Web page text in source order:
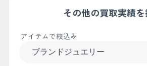
その他の買取実績
アイテムで絞込み